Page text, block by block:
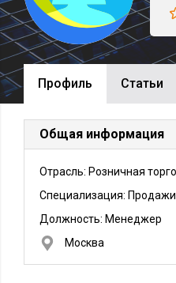
Профиль Cтатьи
Общая информация
Отрасль: Розничная
Специализация: Продажи
Должность: Менеджер
Москва